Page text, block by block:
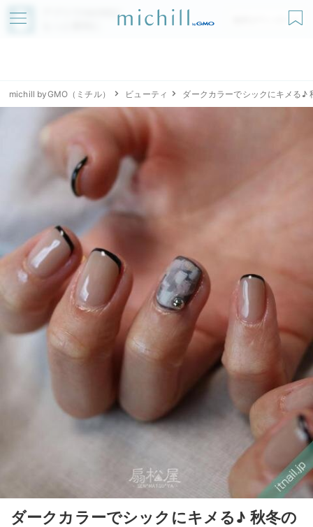
アプリでmichillが
無料ダウンロード
michill byGMO（ミチル） ビューティ ダークカラーでシックにキメる♪
ダークカラーでシックにキメる♪ 秋冬の